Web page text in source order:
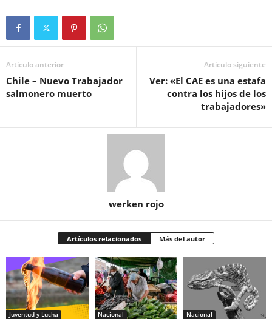
Artículo anterior
Chile – Nuevo Trabajador
salmonero muerto
Artículo siguiente
Ver: «El CAE es una estafa
contra los hijos de los
trabajadores»
werken rojo
Artículos relacionados Más del autor
Juventud y Lucha Nacional Nacional